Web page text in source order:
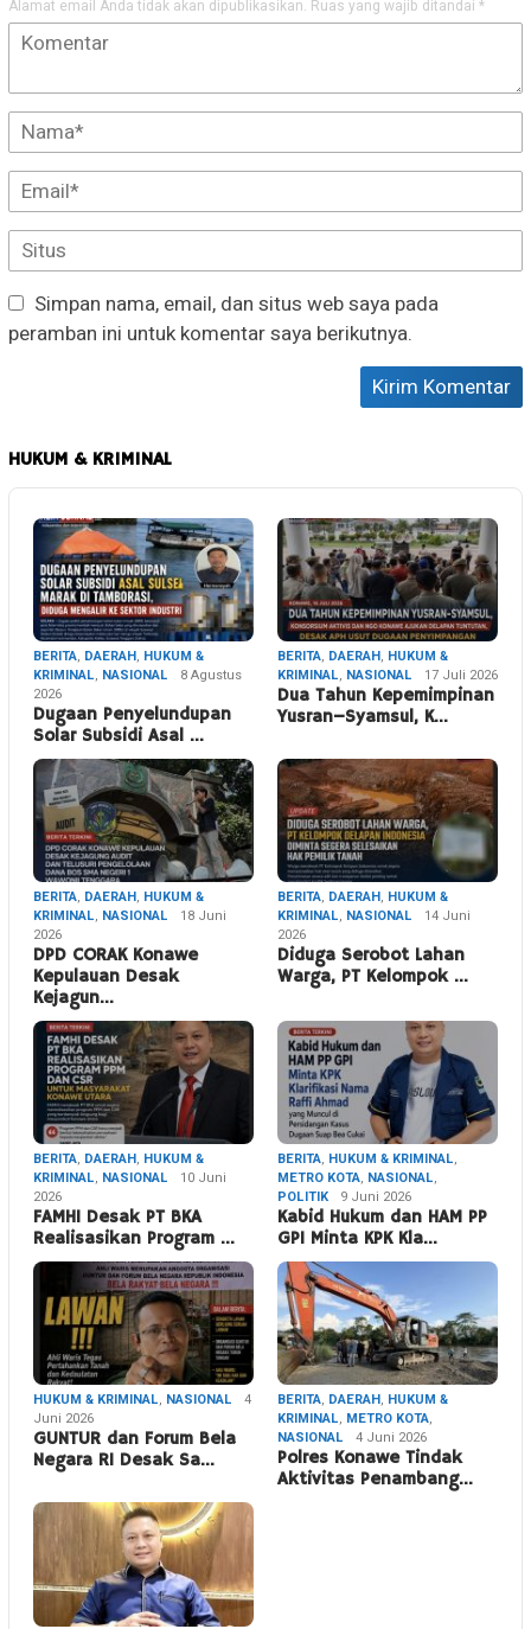
Alamat email Anda tidak akan dipublikasikan. Ruas yang wajib ditandai *
Simpan nama, email, dan situs web saya pada
peramban ini untuk komentar saya berikutnya.
HUKUM & KRIMINAL
BERITA, DAERAH, HUKUM &
KRIMINAL, NASIONAL
8 Agustus
2026
Dugaan Penyelundupan
Solar Subsidi Asal …
BERITA, DAERAH, HUKUM &
KRIMINAL, NASIONAL 17 Juli 2026
Dua Tahun Kepemimpinan
Yusran–Syamsul, K…
BERITA, DAERAH, HUKUM &
KRIMINAL, NASIONAL
18 Juni
2026
DPD CORAK Konawe
Kepulauan Desak
Kejagun…
BERITA, DAERAH, HUKUM &
KRIMINAL, NASIONAL
14 Juni
2026
Diduga Serobot Lahan
Warga, PT Kelompok …
BERITA, DAERAH, HUKUM &
KRIMINAL, NASIONAL
10 Juni
2026
FAMHI Desak PT BKA
Realisasikan Program …
BERITA, HUKUM & KRIMINAL,
METRO KOTA, NASIONAL,
POLITIK
9 Juni 2026
Kabid Hukum dan HAM PP
GPI Minta KPK Kla…
HUKUM & KRIMINAL, NASIONAL
4
Juni 2026
GUNTUR dan Forum Bela
Negara RI Desak Sa…
BERITA, DAERAH, HUKUM &
KRIMINAL, METRO KOTA,
NASIONAL
4 Juni 2026
Polres Konawe Tindak
Aktivitas Penambang…